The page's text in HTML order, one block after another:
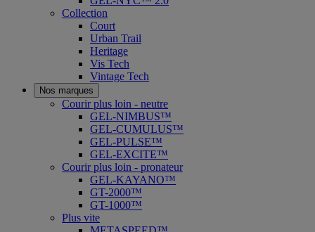
Collection
Court
Urban Trail
Heritage
Vis Tech
Vintage Tech
Nos marques
Courir plus loin - neutre
GEL-NIMBUS™
GEL-CUMULUS™
GEL-PULSE™
GEL-EXCITE™
Courir plus loin - pronateur
GEL-KAYANO™
GT-2000™
GT-1000™
Plus vite